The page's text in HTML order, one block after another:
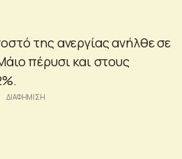
της ανεργίας ανήλθε σε
πέρυσι και στους